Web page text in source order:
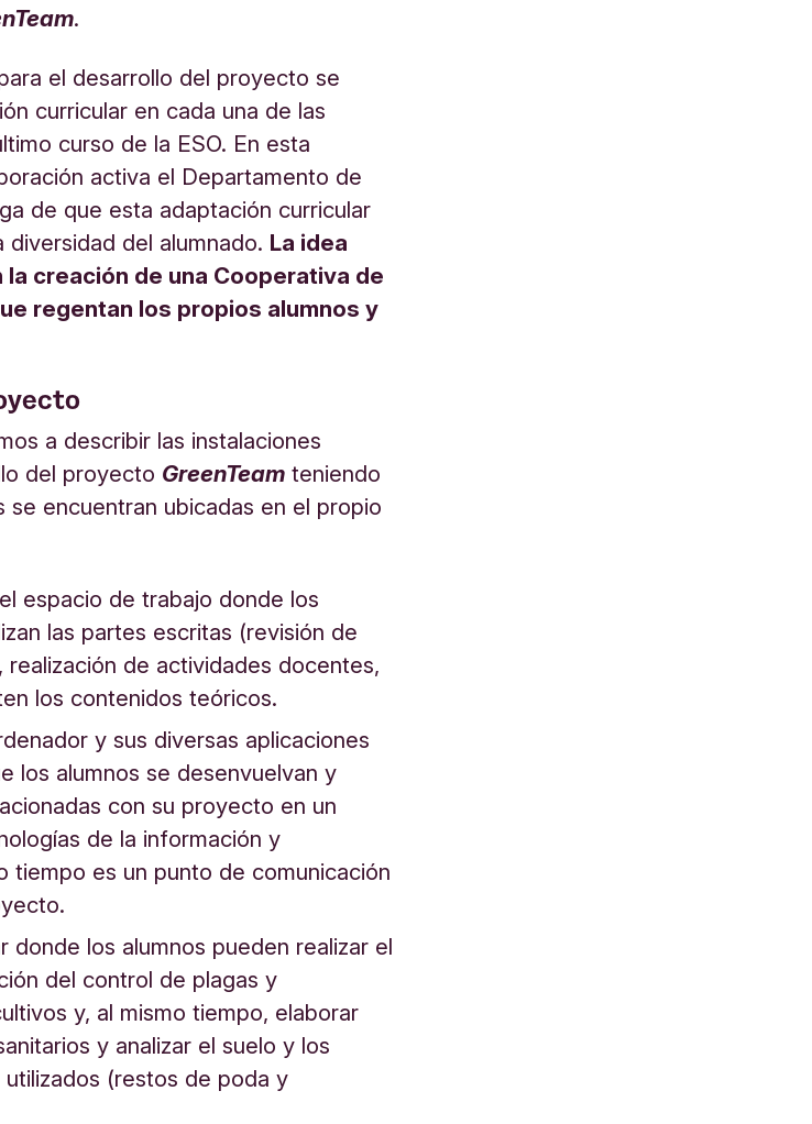
Team.
el desarrollo del proyecto se
curricular en cada una de las
curso de la ESO. En esta
activa el Departamento de
de que esta adaptación curricular
del alumnado. La idea
creación de una Cooperativa de
regentan los propios alumnos y
a describir las instalaciones
del proyecto GreenTeam teniendo
se encuentran ubicadas en el propio
espacio de trabajo donde los
las partes escritas (revisión de
de actividades docentes,
los contenidos teóricos.
y sus diversas aplicaciones
los alumnos se desenvuelvan y
con su proyecto en un
de la información y
tiempo es un punto de comunicación
donde los alumnos pueden realizar el
del control de plagas y
y, al mismo tiempo, elaborar
y analizar el suelo y los
(restos de poda y